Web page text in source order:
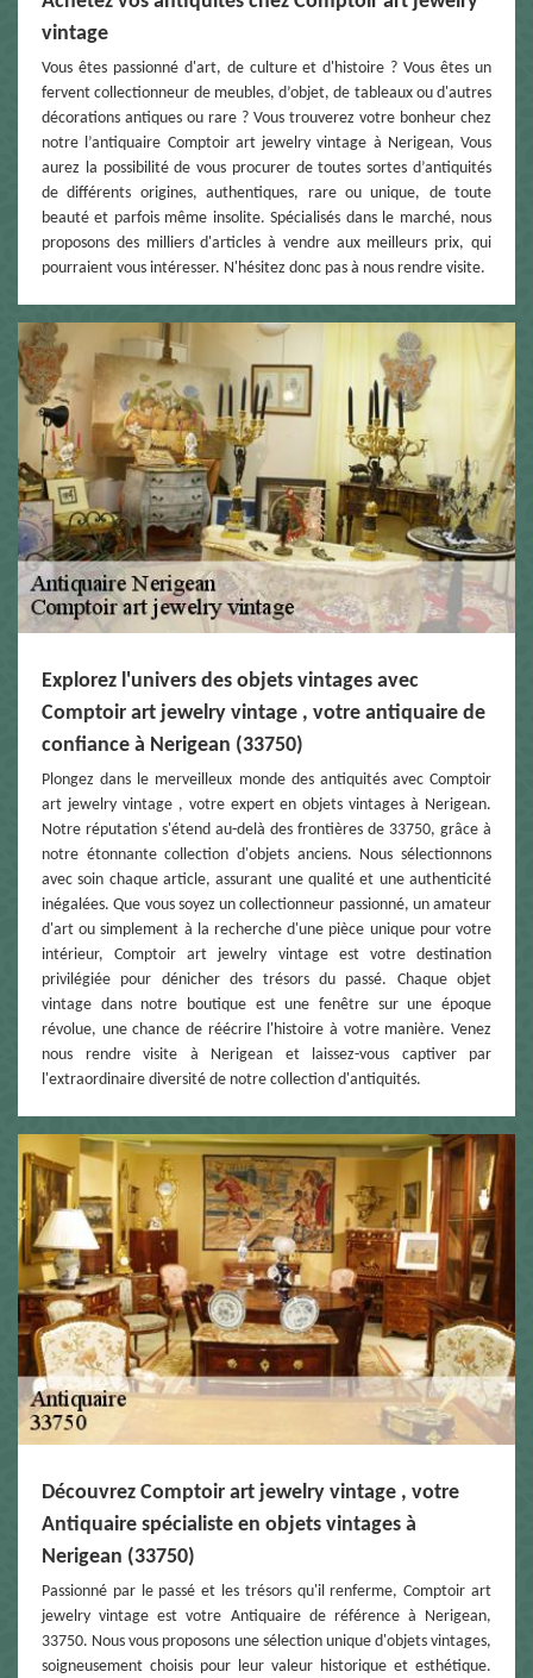
vintage
Vous êtes passionné d'art, de culture et d'histoire ? Vous êtes un
fervent collectionneur de meubles, d’objet, de tableaux ou d'autres
décorations antiques ou rare ? Vous trouverez votre bonheur chez
notre l’antiquaire Comptoir art jewelry vintage à Nerigean, Vous
aurez la possibilité de vous procurer de toutes sortes d’antiquités
de différents origines, authentiques, rare ou unique, de toute
beauté et parfois même insolite. Spécialisés dans le marché, nous
proposons des milliers d'articles à vendre aux meilleurs prix, qui
pourraient vous intéresser. N'hésitez donc pas à nous rendre visite.
Explorez l'univers des objets vintages avec
Comptoir art jewelry vintage , votre antiquaire de
confiance à Nerigean (33750)
Plongez dans le merveilleux monde des antiquités avec Comptoir
art jewelry vintage , votre expert en objets vintages à Nerigean.
Notre réputation s'étend au-delà des frontières de 33750, grâce à
notre étonnante collection d'objets anciens. Nous sélectionnons
avec soin chaque article, assurant une qualité et une authenticité
inégalées. Que vous soyez un collectionneur passionné, un amateur
d'art ou simplement à la recherche d'une pièce unique pour votre
intérieur, Comptoir art jewelry vintage est votre destination
privilégiée pour dénicher des trésors du passé. Chaque objet
vintage dans notre boutique est une fenêtre sur une époque
révolue, une chance de réécrire l'histoire à votre manière. Venez
nous rendre visite à Nerigean et laissez-vous captiver par
l'extraordinaire diversité de notre collection d'antiquités.
Découvrez Comptoir art jewelry vintage , votre
Antiquaire spécialiste en objets vintages à
Nerigean (33750)
Passionné par le passé et les trésors qu'il renferme, Comptoir art
jewelry vintage est votre Antiquaire de référence à Nerigean,
33750. Nous vous proposons une sélection unique d'objets vintages,
soigneusement choisis pour leur valeur historique et esthétique.